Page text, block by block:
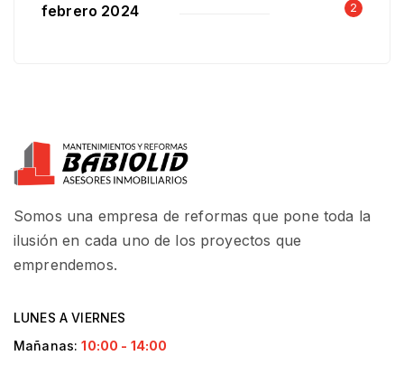
febrero 2024 2
Somos una empresa de reformas que pone toda la
ilusión en cada uno de los proyectos que
emprendemos.
LUNES A VIERNES
Mañanas:10:00 - 14:00